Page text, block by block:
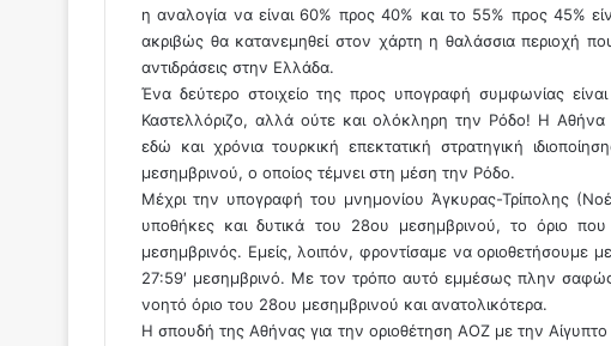
η αναλογία να είναι 60% προς 40% και το 55% προς 45%
ακριβώς θα κατανεμηθεί στον χάρτη η θαλάσσια περιοχή
αντιδράσεις στην Ελλάδα.
Ένα δεύτερο στοιχείο της προς υπογραφή συμφωνίας
Καστελλόριζο, αλλά ούτε και ολόκληρη την Ρόδο! Η Αθήνα
εδώ και χρόνια τουρκική επεκτατική στρατηγική
μεσημβρινού, ο οποίος τέμνει στη μέση την Ρόδο.
Μέχρι την υπογραφή του μνημονίου Άγκυρας-Τρίπολης
υποθήκες και δυτικά του 28ου μεσημβρινού, το όριο
μεσημβρινός. Εμείς, λοιπόν, φροντίσαμε να οριοθετήσουμε
27:59′ μεσημβρινό. Με τον τρόπο αυτό εμμέσως πλην
νοητό όριο του 28ου μεσημβρινού και ανατολικότερα.
Η σπουδή της Αθήνας για την οριοθέτηση ΑΟΖ με την